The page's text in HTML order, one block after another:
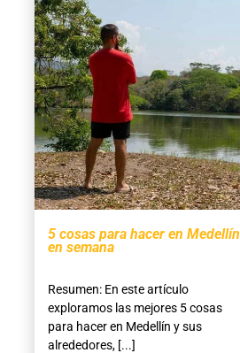
5 cosas para hacer en Medellín
en semana
Resumen: En este artículo
exploramos las mejores 5 cosas
para hacer en Medellín y sus
alrededores, [...]